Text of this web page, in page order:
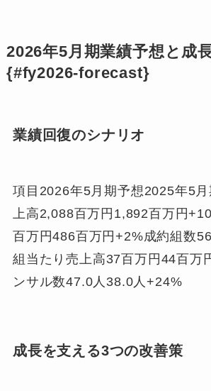
2026年5月期業績予想と成
{#fy2026-forecast}
業績回復のシナリオ
項目2026年5月期予想2025年5
上高2,088百万円1,892百万円
百万円486百万円+2%成約組数
組当たり売上高37百万円44百万
ンサル数47.0人38.0人+24%
成長を支える3つの改善策